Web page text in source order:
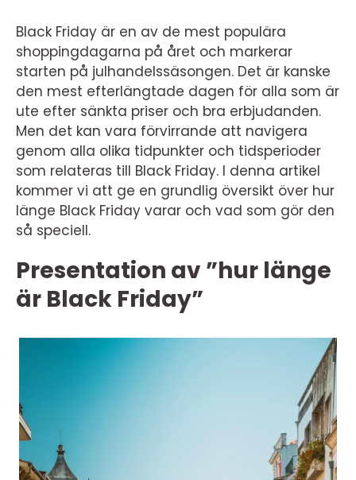
Black Friday är en av de mest populära
shoppingdagarna på året och markerar
starten på julhandelssäsongen. Det är kanske
den mest efterlängtade dagen för alla som är
ute efter sänkta priser och bra erbjudanden.
Men det kan vara förvirrande att navigera
genom alla olika tidpunkter och tidsperioder
som relateras till Black Friday. I denna artikel
kommer vi att ge en grundlig översikt över hur
länge Black Friday varar och vad som gör den
så speciell.
Presentation av ”hur länge
är Black Friday”